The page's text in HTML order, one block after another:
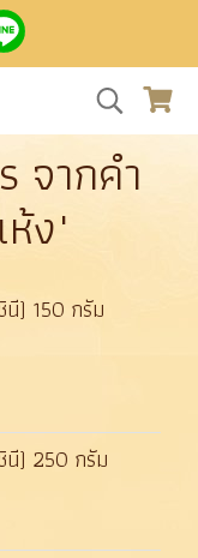
จากคำ
ง"
นี) 150 กรัม
นี) 250 กรัม